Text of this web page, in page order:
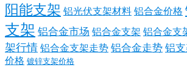
阳能支架 铝光伏支架材料 铝合金价格
支架 铝合金市场 铝合金支架 铝合金支
架行情 铝合金支架走势 铝合金走势 铝
价格 镀锌支架价格